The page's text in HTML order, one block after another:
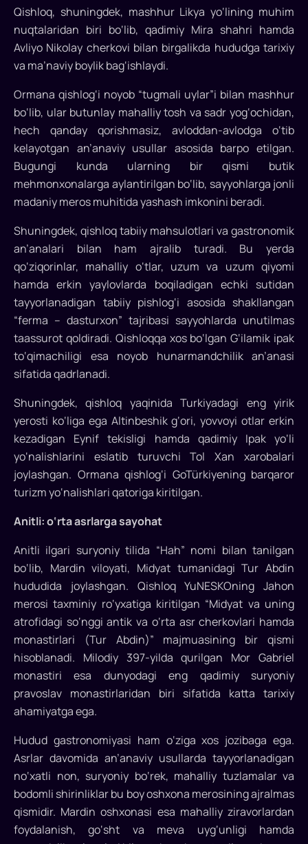
Qishloq, shuningdek, mashhur Likya yo‘lining muhim
nuqtalaridan biri bo‘lib, qadimiy Mira shahri hamda
Avliyo Nikolay cherkovi bilan birgalikda hududga tarixiy
va ma’naviy boylik bag‘ishlaydi.
Ormana qishlog‘i noyob “tugmali uylar”i bilan mashhur
bo‘lib, ular butunlay mahalliy tosh va sadr yog‘ochidan,
hech qanday qorishmasiz, avloddan-avlodga o‘tib
kelayotgan an’anaviy usullar asosida barpo etilgan.
Bugungi kunda ularning bir qismi butik
mehmonxonalarga aylantirilgan bo‘lib, sayyohlarga jonli
madaniy meros muhitida yashash imkonini beradi.
Shuningdek, qishloq tabiiy mahsulotlari va gastronomik
an’analari bilan ham ajralib turadi. Bu yerda
qo‘ziqorinlar, mahalliy o‘tlar, uzum va uzum qiyomi
hamda erkin yaylovlarda boqiladigan echki sutidan
tayyorlanadigan tabiiy pishlog‘i asosida shakllangan
“ferma – dasturxon” tajribasi sayyohlarda unutilmas
taassurot qoldiradi. Qishloqqa xos bo‘lgan G‘ilamik ipak
to‘qimachiligi esa noyob hunarmandchilik an’anasi
sifatida qadrlanadi.
Shuningdek, qishloq yaqinida Turkiyadagi eng yirik
yerosti ko‘liga ega Altinbeshik g‘ori, yovvoyi otlar erkin
kezadigan Eynif tekisligi hamda qadimiy Ipak yo‘li
yo‘nalishlarini eslatib turuvchi Tol Xan xarobalari
joylashgan. Ormana qishlog‘i GoTürkiyening barqaror
turizm yo‘nalishlari qatoriga kiritilgan.
Anitli: o‘rta asrlarga sayohat
Anitli ilgari suryoniy tilida “Hah” nomi bilan tanilgan
bo‘lib, Mardin viloyati, Midyat tumanidagi Tur Abdin
hududida joylashgan. Qishloq YuNESKOning Jahon
merosi taxminiy ro‘yxatiga kiritilgan “Midyat va uning
atrofidagi so‘nggi antik va o‘rta asr cherkovlari hamda
monastirlari (Tur Abdin)” majmuasining bir qismi
hisoblanadi. Milodiy 397-yilda qurilgan Mor Gabriel
monastiri esa dunyodagi eng qadimiy suryoniy
pravoslav monastirlaridan biri sifatida katta tarixiy
ahamiyatga ega.
Hudud gastronomiyasi ham o‘ziga xos jozibaga ega.
Asrlar davomida an’anaviy usullarda tayyorlanadigan
no‘xatli non, suryoniy bo‘rek, mahalliy tuzlamalar va
bodomli shirinliklar bu boy oshxona merosining ajralmas
qismidir. Mardin oshxonasi esa mahalliy ziravorlardan
foydalanish, go‘sht va meva uyg‘unligi hamda